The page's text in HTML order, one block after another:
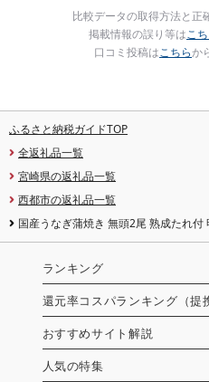
比較データの取得方法と正
掲載情報の誤り等はこ
口コミ投稿はこちらか
ふるさと納税ガイドTOP
全返礼品一覧
宮崎県の返礼品一覧
西都市の返礼品一覧
国産うなぎ蒲焼き 無頭2尾 熟成たれ
ランキング
還元率コスパランキング（提
おすすめサイト解説
人気の特集